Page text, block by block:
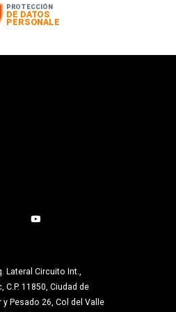
Lateral Circuito Int.,
11850, Ciudad de
Pesado 26, Col del Valle